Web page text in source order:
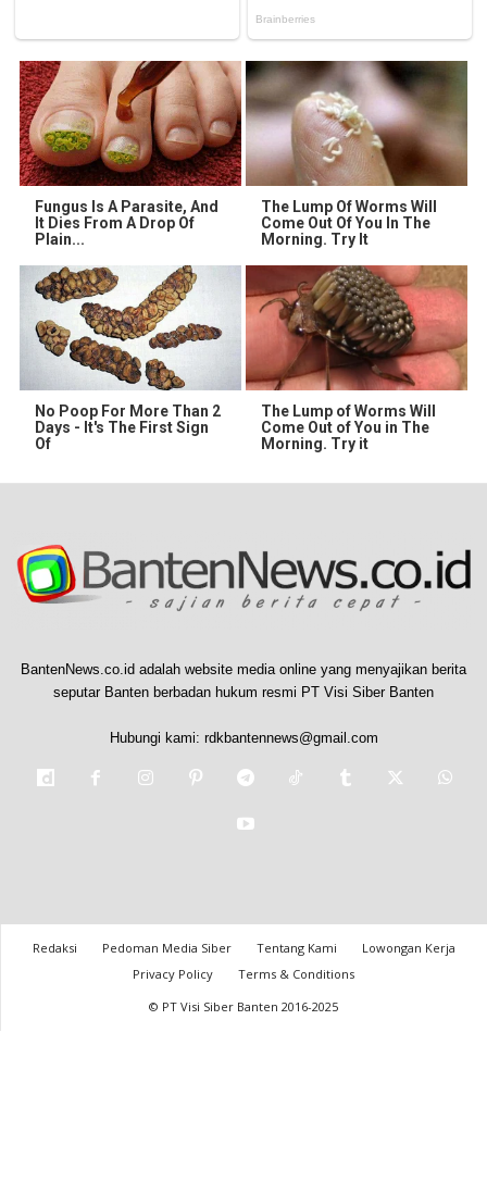
Fungus Is A Parasite, And
It Dies From A Drop Of
Plain...
The Lump Of Worms Will
Come Out Of You In The
Morning. Try It
No Poop For More Than 2
Days - It's The First Sign
Of
The Lump of Worms Will
Come Out of You in The
Morning. Try it
BantenNews.co.id adalah website media online yang menyajikan berita
seputar Banten berbadan hukum resmi PT Visi Siber Banten
Hubungi kami: rdkbantennews@gmail.com
Redaksi Pedoman Media Siber Tentang Kami
Lowongan Kerja
Privacy Policy
Terms & Conditions
© PT Visi Siber Banten 2016-2025